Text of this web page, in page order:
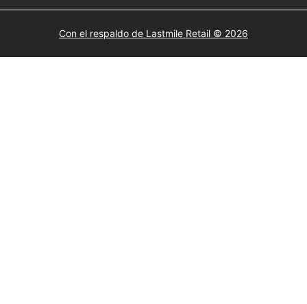
Con el respaldo de Lastmile Retail © 2026